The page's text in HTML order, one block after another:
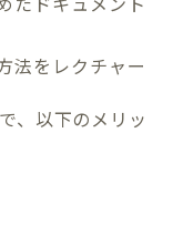
法をレクチャー
、以下のメリッ